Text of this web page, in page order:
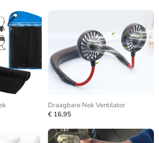
Draagbare Nek Ventilator
€ 16,95